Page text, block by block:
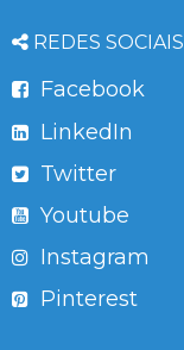
REDES SOCIAIS
Facebook
LinkedIn
Twitter
Youtube
Instagram
Pinterest